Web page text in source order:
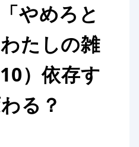
やめろと
たしの雑
）依存す
る？